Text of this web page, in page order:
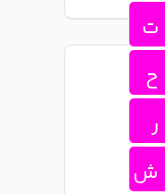
ت
ح
ر
ش